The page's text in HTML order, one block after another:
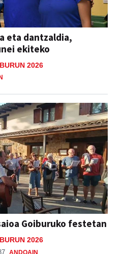
eta dantzaldia,
ekiteko
2026
Goiburuko festetan